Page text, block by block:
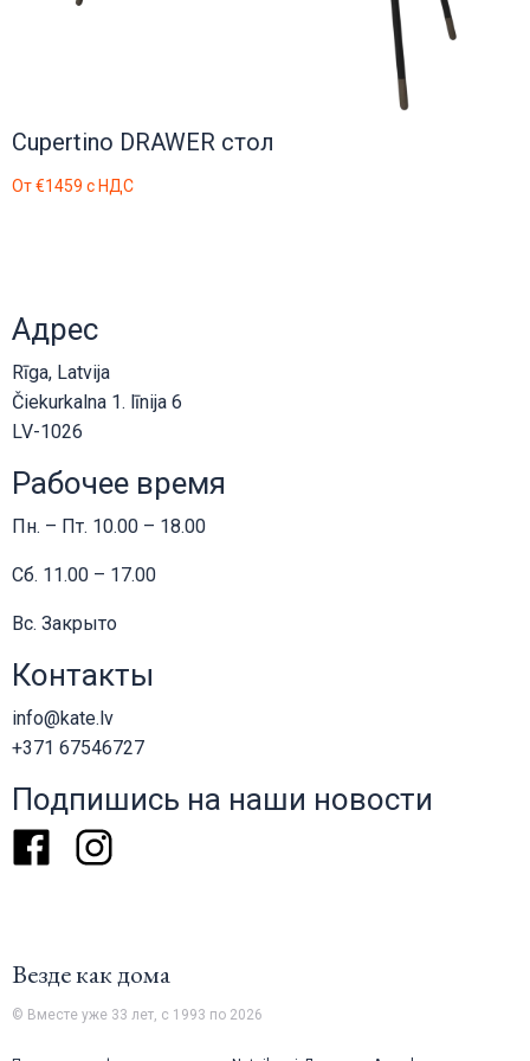
Cupertino DRAWER стол
От€1459 с НДС
Адрес
Rīga, Latvija
Čiekurkalna 1. līnija 6
LV-1026
Рабочее время
Пн. – Пт. 10.00 – 18.00
Сб. 11.00 – 17.00
Вс. Закрыто
Контакты
info@kate.lv
+371 67546727
Подпишись на наши новости
FacebookInstagram
Везде как дома
© Вместе уже 33 лет, с 1993 по 2026